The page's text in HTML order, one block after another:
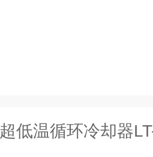
超低温循环冷却器